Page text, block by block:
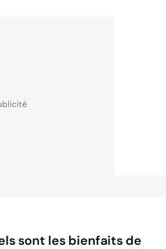
sont les bienfaits de